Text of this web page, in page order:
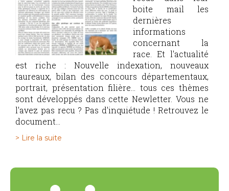
boite mail les
dernières
informations
concernant la
race. Et l'actualité
est riche : Nouvelle indexation, nouveaux
taureaux, bilan des concours départementaux,
portrait, présentation filière... tous ces thèmes
sont développés dans cette Newletter. Vous ne
l'avez pas recu ? Pas d'inquiétude ! Retrouvez le
document...
> Lire la suite